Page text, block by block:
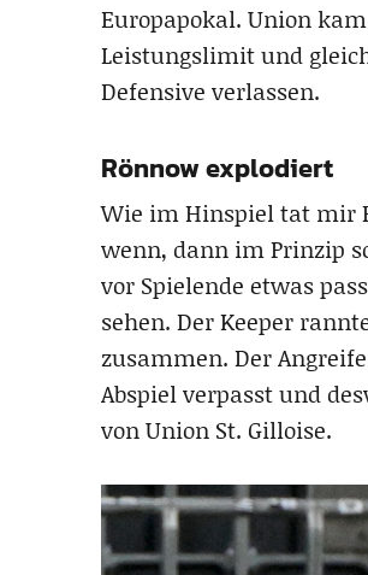
Europapokal. Union
Leistungslimit und
Defensive verlassen.
Rönnow explodiert
Wie im Hinspiel tat mir
wenn, dann im Prinzip
vor Spielende etwas
sehen. Der Keeper
zusammen. Der
Abspiel verpasst und
von Union St. Gilloise.